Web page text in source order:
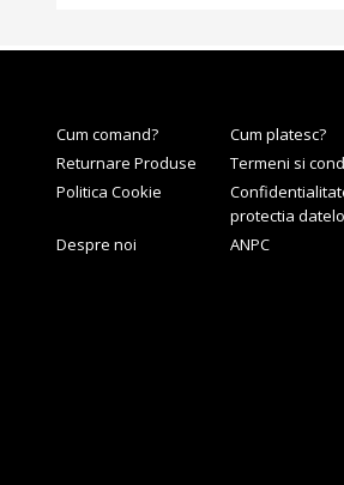
Cum comand?
Cum platesc?
Returnare Produse
Termeni si
Politica Cookie
protectia
Despre noi
ANPC